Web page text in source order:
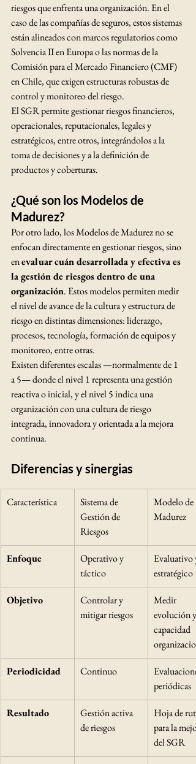
riesgos que enfrenta una organización. En el
caso de las compañías de seguros, estos sistemas
están alineados con marcos regulatorios como
Solvencia II en Europa o las normas de la
Comisión para el Mercado Financiero (CMF)
en Chile, que exigen estructuras robustas de
control y monitoreo del riesgo.
El SGR permite gestionar riesgos financieros,
operacionales, reputacionales, legales y
estratégicos, entre otros, integrándolos a la
toma de decisiones y a la definición de
productos y coberturas.
¿Qué son los Modelos de
Madurez?
Por otro lado, los Modelos de Madurez no se
enfocan directamente en gestionar riesgos, sino
en evaluar cuán desarrollada y efectiva es
la gestión de riesgos dentro de una
organización. Estos modelos permiten medir
el nivel de avance de la cultura y estructura de
riesgo en distintas dimensiones: liderazgo,
procesos, tecnología, formación de equipos y
monitoreo, entre otras.
Existen diferentes escalas —normalmente de 1
a 5— donde el nivel 1 representa una gestión
reactiva o inicial, y el nivel 5 indica una
organización con una cultura de riesgo
integrada, innovadora y orientada a la mejora
continua.
Diferencias y sinergias
Característica
Sistema de
Gestión de
Riesgos
Modelo de
Madurez
Enfoque
Operativo y
táctico
Evaluativo y
estratégico
Objetivo
Controlar y
mitigar riesgos
Medir
evolución y
capacidad
Periodicidad Continuo
periódicas
Resultado
Gestión activa
de riesgos
Hoja de ruta
para la
del SGR